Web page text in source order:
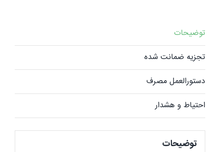
توضیحات
تجزیه ضمانت شده
دستورالعمل مصرف
احتیاط و هشدار
توضیحات